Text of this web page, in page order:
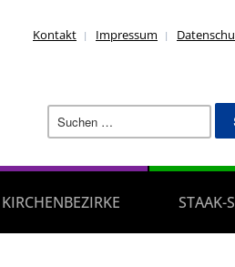
Kontakt Impressum
KIRCHENBEZIRKE STAAK-